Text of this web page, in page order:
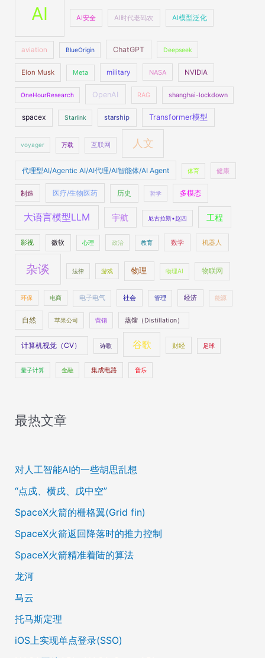
AI AI安全 AI时代老码农 AI模型泛化
aviation BlueOrigin ChatGPT Deepseek
Elon Musk Meta military NASA NVIDIA
OneHourResearch OpenAI RAG shanghai-lockdown
spacex Starlink starship Transformer模型
voyager 万载 互联网 人文
代理型AI/Agentic AI/AI代理/AI智能体/AI Agent 体育 健康
制造 医疗/生物医药 历史 哲学 多模态
大语言模型LLM 宇航 尼古拉斯•赵四 工程
影视 微软 心理 政治 教育 数学 机器人
杂谈 法律 游戏 物理 物理AI 物联网
环保 电商 电子电气 社会 管理 经济 能源
自然 苹果公司 营销 蒸馏（Distillation）
计算机视觉（CV） 诗歌 谷歌 财经 足球
量子计算 金融 集成电路 音乐
最热文章
对人工智能AI的一些胡思乱想
“点戍、横戌、戊中空”
SpaceX火箭的栅格翼(Grid fin)
SpaceX火箭返回降落时的推力控制
SpaceX火箭精准着陆的算法
龙河
马云
托马斯定理
iOS上实现单点登录(SSO)